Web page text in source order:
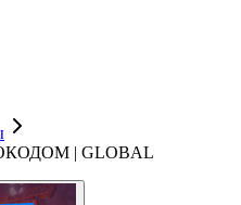
| GLOBAL